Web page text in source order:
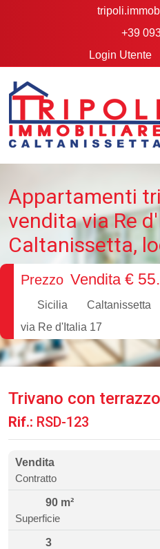
+39
Login Utente
Appartamenti
vendita via Re
Caltanissetta,
Prezzo Vendita €
Sicilia Caltanissetta
via Re d'Italia 17
Trivano con terrazzo
Rif.: RSD-123
Vendita
Contratto
90 m²
Superficie
3